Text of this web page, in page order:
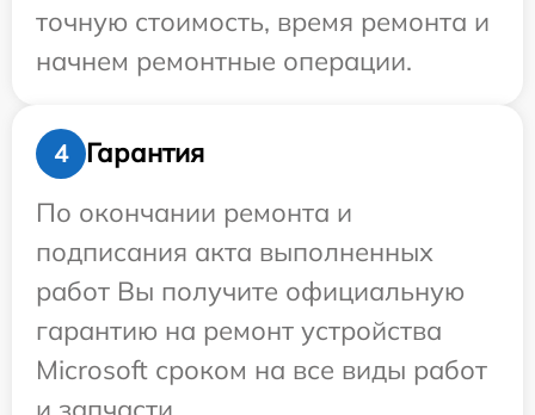
точную стоимость, время ремонта и
начнем ремонтные операции.
4
Гарантия
По окончании ремонта и
подписания акта выполненных
работ Вы получите официальную
гарантию на ремонт устройства
Microsoft сроком на все виды работ